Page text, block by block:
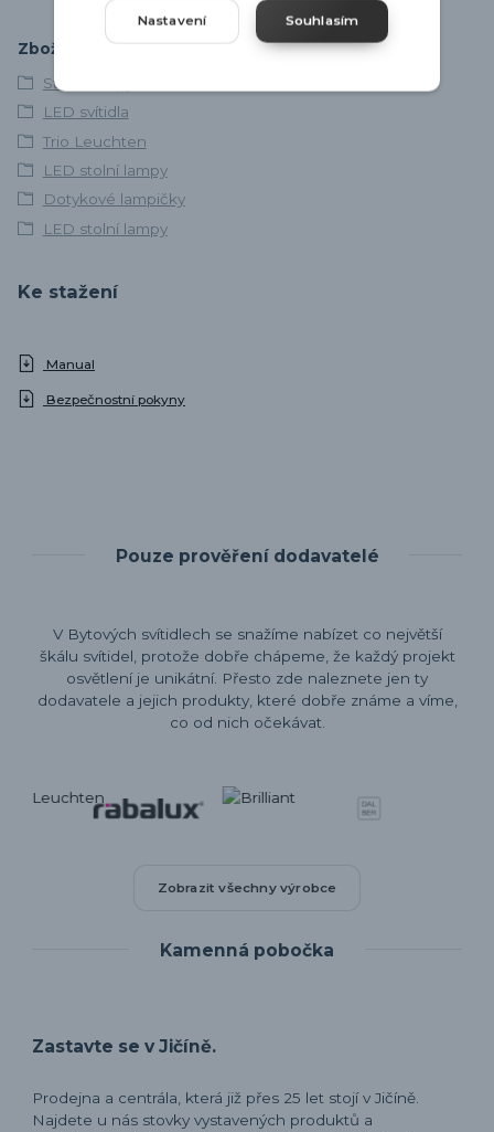
Zboží zařazeno v kategoriích
Stolní lampy
LED svítidla
Trio Leuchten
LED stolní lampy
Dotykové lampičky
LED stolní lampy
Ke stažení
Manual
Bezpečnostní pokyny
Pouze prověření dodavatelé
V Bytových svítidlech se snažíme nabízet co největší
škálu svítidel, protože dobře chápeme, že každý projekt
osvětlení je unikátní. Přesto zde naleznete jen ty
dodavatele a jejich produkty, které dobře známe a víme,
co od nich očekávat.
Zobrazit všechny výrobce
Kamenná pobočka
Zastavte se v Jičíně.
Prodejna a centrála, která již přes 25 let stojí v Jičíně.
Najdete u nás stovky vystavených produktů a
Nastavení Souhlasím